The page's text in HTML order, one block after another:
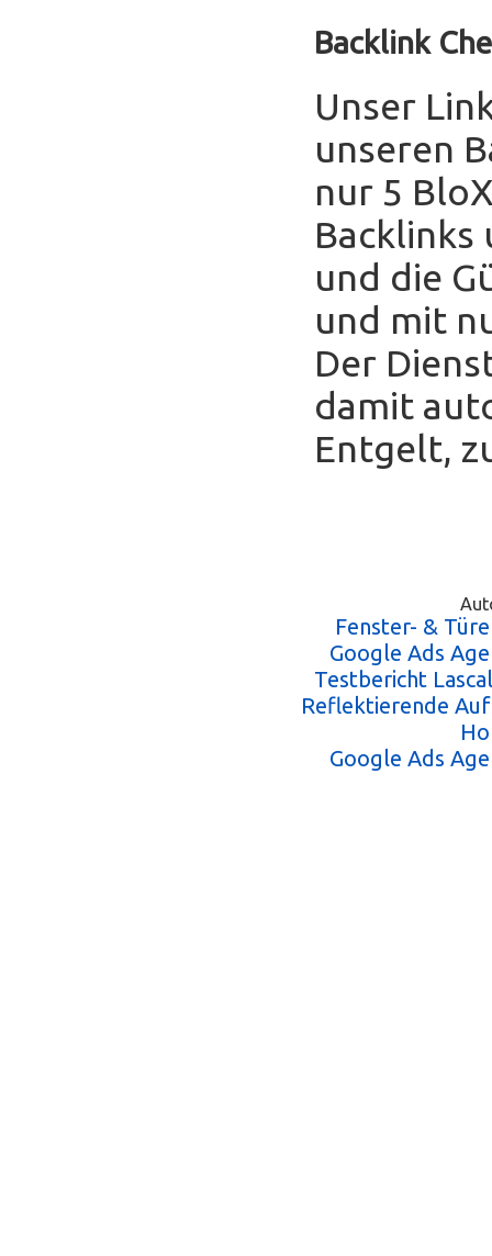
Backlink
Unser
unseren
nur 5
und die
und mit
Der
damit
Entgelt,
Fenster- &
Google Ads
Testbericht
Reflektierende
Google Ads